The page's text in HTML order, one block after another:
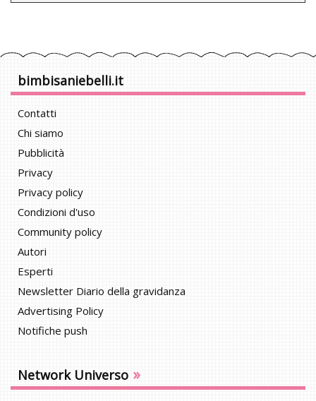
bimbisaniebelli.it
Contatti
Chi siamo
Pubblicità
Privacy
Privacy policy
Condizioni d'uso
Community policy
Autori
Esperti
Newsletter Diario della gravidanza
Advertising Policy
Notifiche push
Network Universo »